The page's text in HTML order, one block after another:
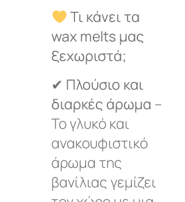
Τι κάνει τα
wax melts μας
ξεχωριστά;
✔ Πλούσιο και
διαρκές άρωμα –
Το γλυκό και
ανακουφιστικό
άρωμα της
βανίλιας γεμίζει